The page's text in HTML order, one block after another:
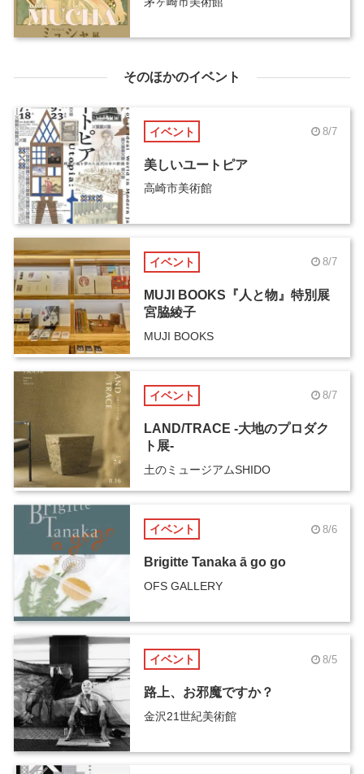
そのほかのイベント
イベント 8/7
美しいユートピア
高崎市美術館
イベント 8/7
MUJI BOOKS『人と物』特別展
宮脇綾子
MUJI BOOKS
イベント 8/7
LAND/TRACE -大地のプロダク
ト展-
土のミュージアムSHIDO
イベント 8/6
Brigitte Tanaka ā go go
OFS GALLERY
イベント 8/5
路上、お邪魔ですか？
金沢21世紀美術館